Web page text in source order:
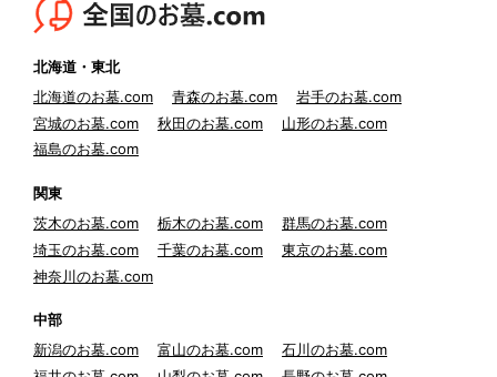
北海道・東北
北海道のお墓.com
青森のお墓.com
岩手のお墓.com
宮城のお墓.com
秋田のお墓.com
山形のお墓.com
福島のお墓.com
関東
茨木のお墓.com
栃木のお墓.com
群馬のお墓.com
埼玉のお墓.com
千葉のお墓.com
東京のお墓.com
神奈川のお墓.com
中部
新潟のお墓.com
富山のお墓.com
石川のお墓.com